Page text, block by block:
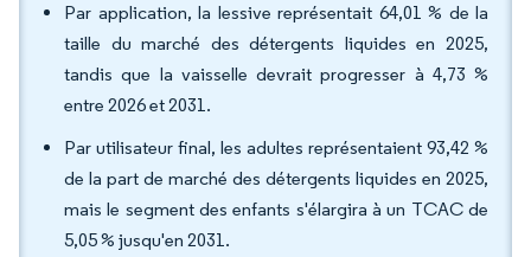
Par application, la lessive représentait 64,01 % de la
taille du marché des détergents liquides en 2025,
tandis que la vaisselle devrait progresser à 4,73 %
entre 2026 et 2031.
Par utilisateur final, les adultes représentaient 93,42 %
de la part de marché des détergents liquides en 2025,
mais le segment des enfants s'élargira à un TCAC de
5,05 % jusqu'en 2031.